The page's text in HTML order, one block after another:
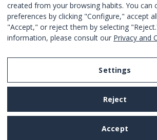
I Agree with the terms and conditions
created from your browsing habits. You can
preferences by clicking "Configure," accept
"Accept," or reject them by selecting
information, please consult our Privacy and
Settings
Reject
Accept
Legal Notice
Privacy and Cookies Policy
Terms and Conditions of
Settings